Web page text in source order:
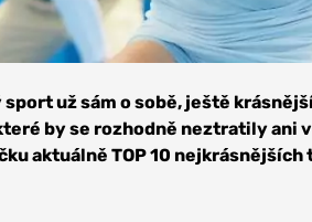
už sám o sobě, ještě
by se rozhodně neztratily ani
aktuálně TOP 10